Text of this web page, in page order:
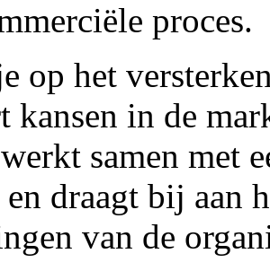
proces.
op het
kansen in de
samen met
en draagt bij aan
van de